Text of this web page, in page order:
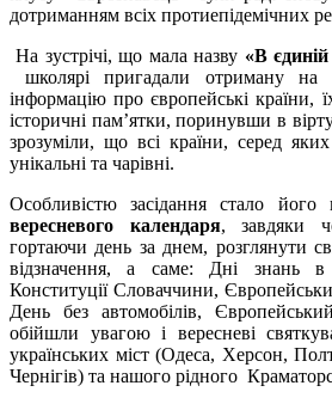
дотриманням всіх протиепідемічних
На зустрічі, що мала назву «В
школярі пригадали отриману на
інформацію про європейські країни,
історичні пам’ятки, поринувши в
зрозуміли, що всі країни, серед
унікальні та чарівні.
Особливістю засідання стало його
вересневого календаря, завдяки
гортаючи день за днем, розглянути
відзначення, а саме: Дні знань
Конституції Словаччини,
День без автомобілів,
обійшли увагою і вересневі
українських міст (Одеса, Херсон,
Чернігів) та нашого рідного